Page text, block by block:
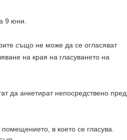
9 юни.
също не може да се огласяват
на края на гласуването на
да анкетират непосредствено пред
в което се гласува.